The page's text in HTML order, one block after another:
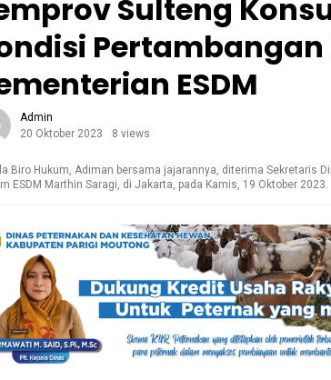
Sulteng
Pertambangan
ESDM
Admin
20 Oktober 2023
8 views
Biro Hukum, Adiman bersama jajarannya, diterima Sekretaris
ESDM Marthin Saragi, di Jakarta, pada Kamis, 19 Oktober 2023.